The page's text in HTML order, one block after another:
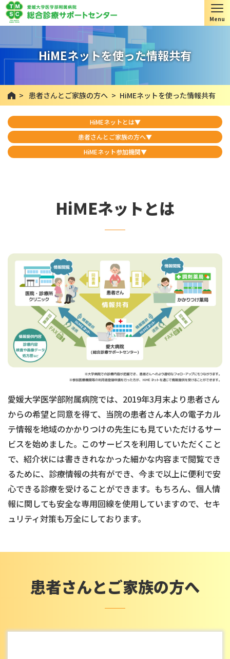
HiMEネットを使った情報共有
> 患者さんとご家族の方へ > HiMEネットを使った情報共有
HiMEネットとは▼
患者さんとご家族の方へ▼
HiMEネット参加機関▼
HiＭEネットとは
愛媛大学医学部附属病院では、2019年3月末より患者さん
からの希望と同意を得て、当院の患者さん本人の電子カル
テ情報を地域のかかりつけの先生にも見ていただけるサー
ビスを始めました。このサービスを利用していただくこと
で、紹介状には書ききれなかった細かな内容まで閲覧でき
るために、診療情報の共有ができ、今まで以上に便利で安
心できる診療を受けることができます。もちろん、個人情
報に関しても安全な専用回線を使用していますので、セキ
ュリティ対策も万全にしております。
患者さんとご家族の方へ